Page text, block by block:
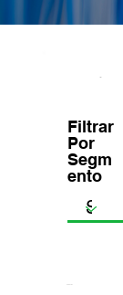
Filtrar
Por
Segm
ento